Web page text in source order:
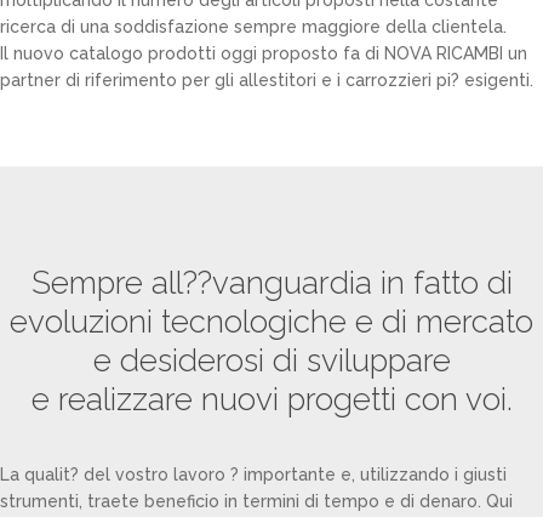
ricerca di una soddisfazione sempre maggiore della clientela.
Il nuovo catalogo prodotti oggi proposto fa di NOVA RICAMBI un
partner di riferimento per gli allestitori e i carrozzieri pi? esigenti.
Sempre all??vanguardia in fatto di
evoluzioni tecnologiche e di mercato
e desiderosi di sviluppare
e realizzare nuovi progetti con voi.
La qualit? del vostro lavoro ? importante e, utilizzando i giusti
strumenti, traete beneficio in termini di tempo e di denaro. Qui